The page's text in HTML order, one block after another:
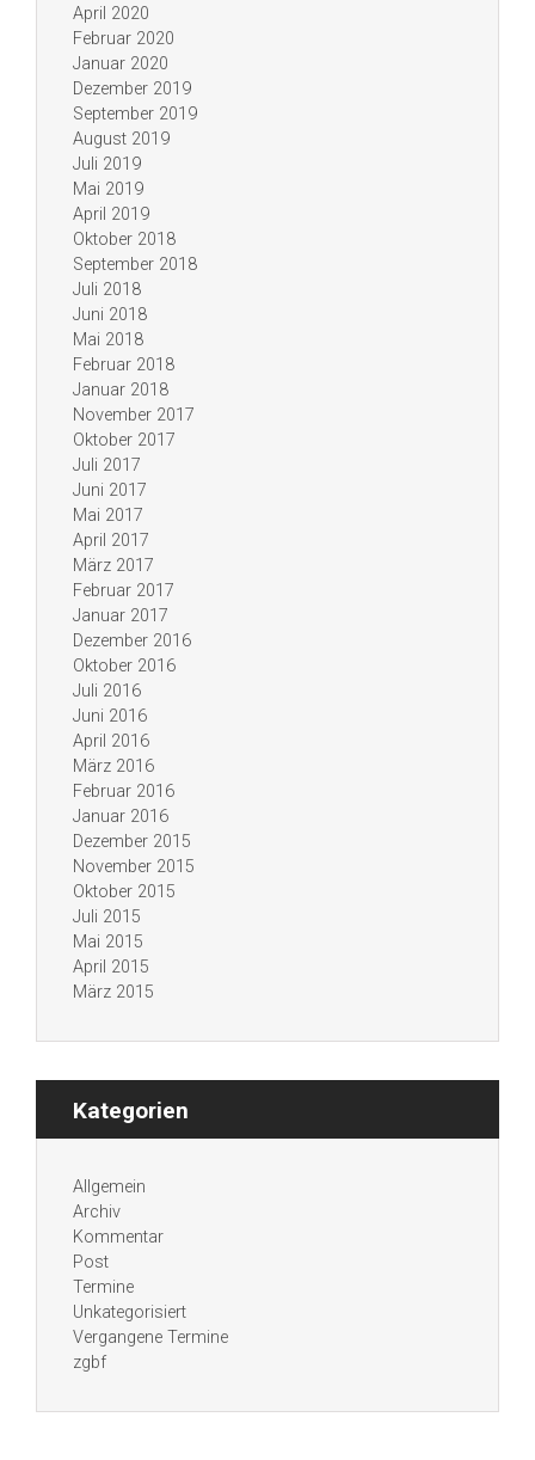
April 2020
Februar 2020
Januar 2020
Dezember 2019
September 2019
August 2019
Juli 2019
Mai 2019
April 2019
Oktober 2018
September 2018
Juli 2018
Juni 2018
Mai 2018
Februar 2018
Januar 2018
November 2017
Oktober 2017
Juli 2017
Juni 2017
Mai 2017
April 2017
März 2017
Februar 2017
Januar 2017
Dezember 2016
Oktober 2016
Juli 2016
Juni 2016
April 2016
März 2016
Februar 2016
Januar 2016
Dezember 2015
November 2015
Oktober 2015
Juli 2015
Mai 2015
April 2015
März 2015
Kategorien
Allgemein
Archiv
Kommentar
Post
Termine
Unkategorisiert
Vergangene Termine
zgbf